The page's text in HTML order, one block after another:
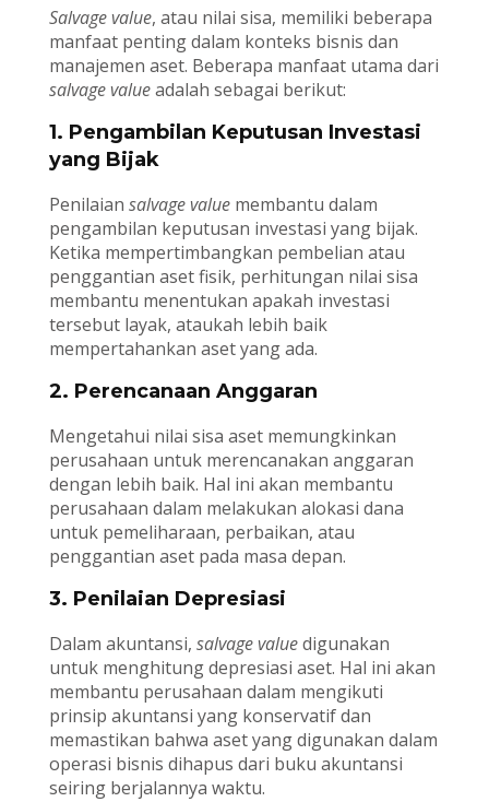
Salvage value, atau nilai sisa, memiliki beberapa
manfaat penting dalam konteks bisnis dan
manajemen aset. Beberapa manfaat utama dari
salvage valueadalah sebagai berikut:
1. Pengambilan Keputusan Investasi
yang Bijak
Penilaian salvage valuemembantu dalam
pengambilan keputusan investasi yang bijak.
Ketika mempertimbangkan pembelian atau
penggantian aset fisik, perhitungan nilai sisa
membantu menentukan apakah investasi
tersebut layak, ataukah lebih baik
mempertahankan aset yang ada.
2. Perencanaan Anggaran
Mengetahui nilai sisa aset memungkinkan
perusahaan untuk merencanakan anggaran
dengan lebih baik. Hal ini akan membantu
perusahaan dalam melakukan alokasi dana
untuk pemeliharaan, perbaikan, atau
penggantian aset pada masa depan.
3. Penilaian Depresiasi
Dalam akuntansi, salvage valuedigunakan
untuk menghitung depresiasi aset. Hal ini akan
membantu perusahaan dalam mengikuti
prinsip akuntansi yang konservatif dan
memastikan bahwa aset yang digunakan dalam
operasi bisnis dihapus dari buku akuntansi
seiring berjalannya waktu.